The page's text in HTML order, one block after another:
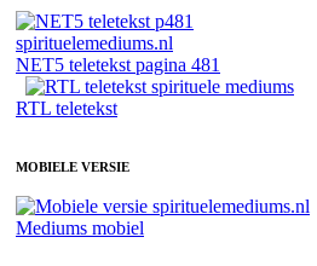
NET5 teletekst pagina 481
RTL teletekst
MOBIELE VERSIE
Mediums mobiel